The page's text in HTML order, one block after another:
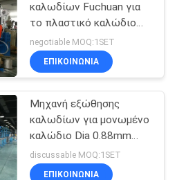
καλωδίων Fuchuan για
το πλαστικό καλώδιο
Dia 0.64mm εξώθησης
PVC
negotiable MOQ:1SET
ΕΠΙΚΟΙΝΩΝΊΑ
Μηχανή εξώθησης
καλωδίων για μονωμένο
καλώδιο Dia 0.88mm
τυλίγματος δύναμης το
καλώδιο
discussable MOQ:1SET
ΕΠΙΚΟΙΝΩΝΊΑ